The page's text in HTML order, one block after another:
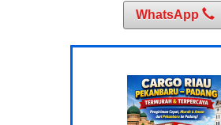
WhatsApp